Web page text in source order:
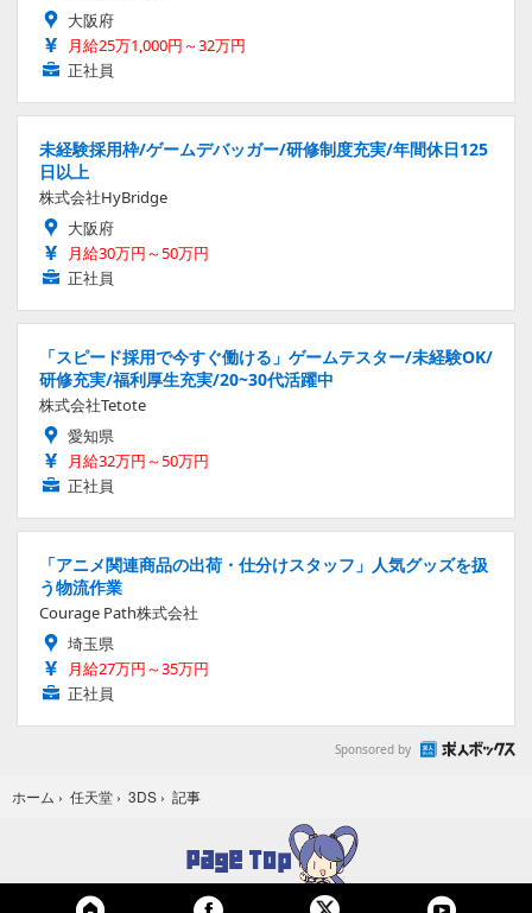
大阪府
月給25万1,000円～32万円
正社員
未経験採用枠/ゲームデバッガー/研修制度充実/年間休日125
日以上
株式会社HyBridge
大阪府
月給30万円～50万円
正社員
「スピード採用で今すぐ働ける」ゲームテスター/未経験OK/
研修充実/福利厚生充実/20~30代活躍中
株式会社Tetote
愛知県
月給32万円～50万円
正社員
「アニメ関連商品の出荷・仕分けスタッフ」人気グッズを扱
う物流作業
Courage Path株式会社
埼玉県
月給27万円～35万円
正社員
Sponsored by
ホーム › 任天堂 › 3DS › 記事